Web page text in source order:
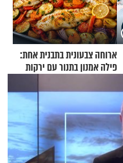
ארוחה צבעונית בתבנית אחת:
פילה אמנון בתנור עם ירקות